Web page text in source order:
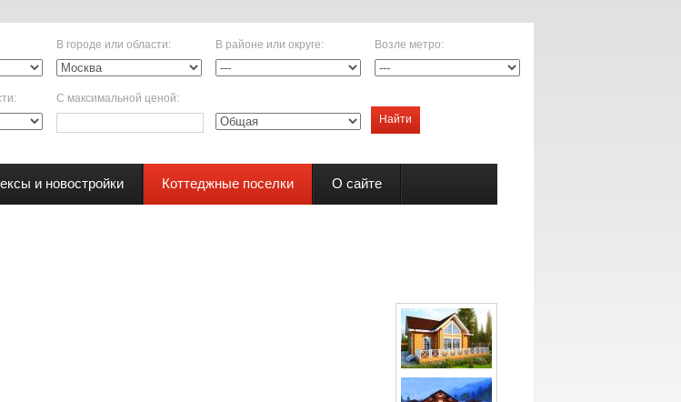
В городе или области: В районе или округе: Возле метро:
: С максимальной ценой:
Найти
и новостройки Коттеджные поселки О сайте